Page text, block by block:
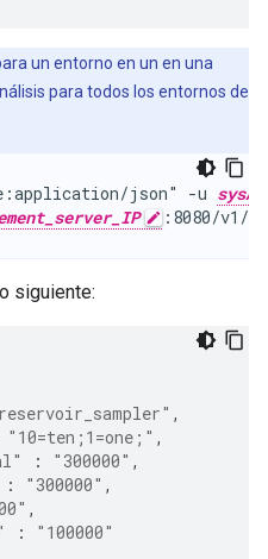
un entorno en un en una
para todos los entornos de
json" -u
:8080/v1/
siguiente:
,
"10=ten;1=one;" ,
: "300000" ,
: "300000" ,
,
:
"100000"